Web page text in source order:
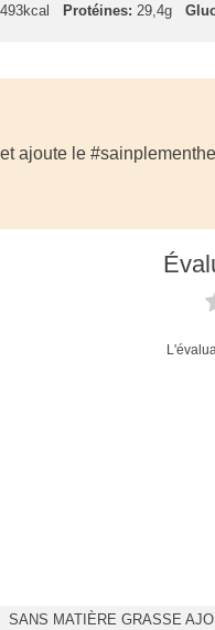
493kcal Protéines: 29,4g
ajoute le
SANS MATIÈRE GRASSE